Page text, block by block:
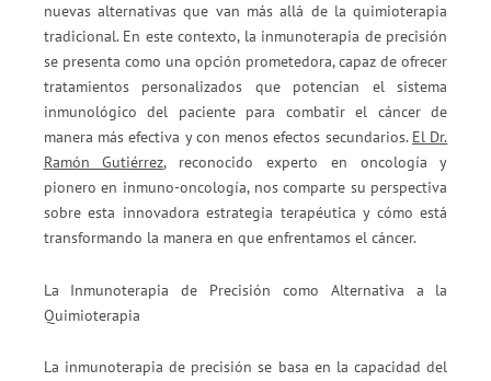
nuevas alternativas que van más allá de la quimioterapia
tradicional. En este contexto, la inmunoterapia de precisión
se presenta como una opción prometedora, capaz de ofrecer
tratamientos personalizados que potencian el sistema
inmunológico del paciente para combatir el cáncer de
manera más efectiva y con menos efectos secundarios. El Dr.
Ramón Gutiérrez, reconocido experto en oncología y
pionero en inmuno-oncología, nos comparte su perspectiva
sobre esta innovadora estrategia terapéutica y cómo está
transformando la manera en que enfrentamos el cáncer.
La Inmunoterapia de Precisión como Alternativa a la
Quimioterapia
La inmunoterapia de precisión se basa en la capacidad del